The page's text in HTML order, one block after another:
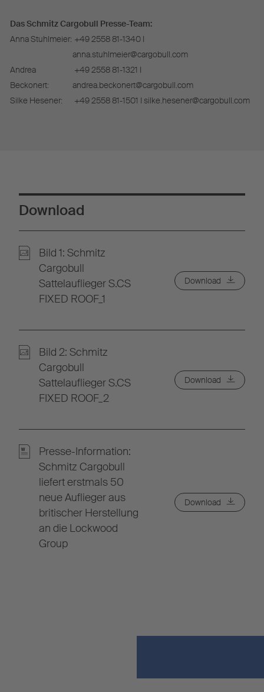
Das Schmitz Cargobull Presse-Team:
Anna Stuhlmeier: +49 2558 81-1340 I
anna.stuhlmeier@cargobull.com
Andrea
Beckonert:
+49 2558 81-1321 I
andrea.beckonert@cargobull.com
Silke Hesener:
+49 2558 81-1501 I silke.hesener@cargobull.com
Download
Bild 1: Schmitz
Cargobull
Sattelauflieger S.CS
FIXED ROOF_1
Download
Bild 2: Schmitz
Cargobull
Sattelauflieger S.CS
FIXED ROOF_2
Download
Presse-Information:
Schmitz Cargobull
liefert erstmals 50
neue Auflieger aus
britischer Herstellung
an die Lockwood
Group
Download